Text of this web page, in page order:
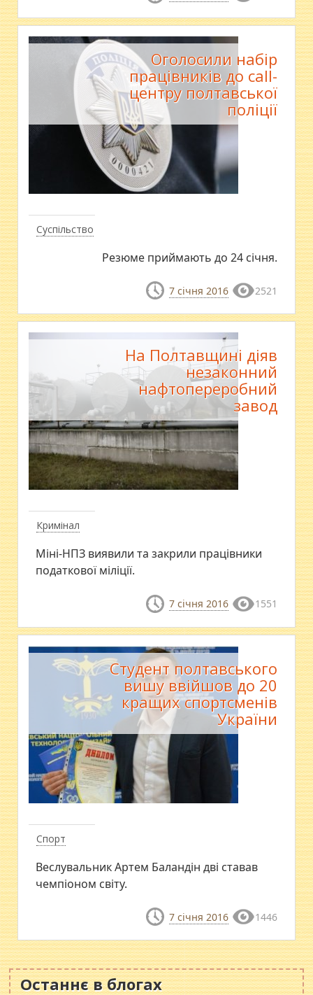
Суспільство
Оголосили набір
працівників до call-
центру полтавської
поліції
Резюме приймають до 24 січня.
7 січня 2016 2521
Кримінал
На Полтавщині діяв
незаконний
нафтопереробний
завод
Міні-НПЗ виявили та закрили працівники
податкової міліції.
7 січня 2016 1551
Спорт
Студент полтавського
вишу ввійшов до 20
кращих спортсменів
України
Веслувальник Артем Баландін дві ставав
чемпіоном світу.
7 січня 2016 1446
Останнє в блогах